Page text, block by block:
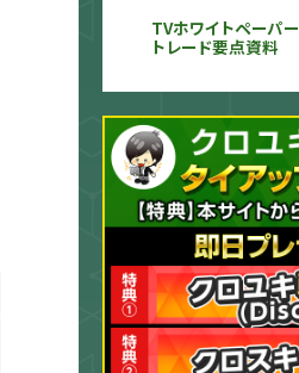
TVホワイトペーパー
トレード要点資料